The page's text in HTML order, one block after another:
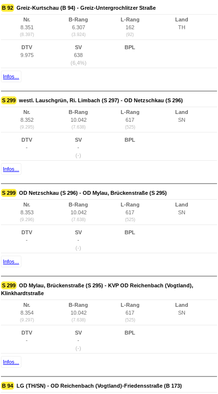
B 92 Greiz-Kurtschau (B 94) - Greiz-Untergrochlitzer Straße
Nr.
8.351
(8.397)
B-Rang
6.307
(3.924)
L-Rang
162
(92)
Land
TH
DTV
9.975
SV
638
(6,4%)
BPL
Infos...
S 299 westl. Lauschgrün, Ri. Limbach (S 297) - OD Netzschkau (S 296)
Nr.
8.352
(9.295)
B-Rang
10.042
(7.638)
L-Rang
617
(525)
Land
SN
DTV
-
SV
-
(-)
BPL
Infos...
S 299 OD Netzschkau (S 296) - OD Mylau, Brückenstraße (S 295)
Nr.
8.353
(9.296)
B-Rang
10.042
(7.638)
L-Rang
617
(525)
Land
SN
DTV
-
SV
-
(-)
BPL
Infos...
S 299 OD Mylau, Brückenstraße (S 295) - KVP OD Reichenbach (Vogtland),
Klinkhardtstraße
Nr.
8.354
(9.297)
B-Rang
10.042
(7.638)
L-Rang
617
(525)
Land
SN
DTV
-
SV
-
(-)
BPL
Infos...
B 94 LG (TH/SN) - OD Reichenbach (Vogtland)-Friedensstraße (B 173)